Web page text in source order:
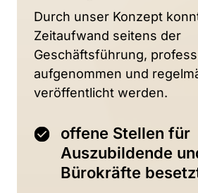
Durch unser Konzept
Zeitaufwand seitens
Geschäftsführung,
aufgenommen und
veröffentlicht werden.
offene Stellen für
Auszubildende
Bürokräfte